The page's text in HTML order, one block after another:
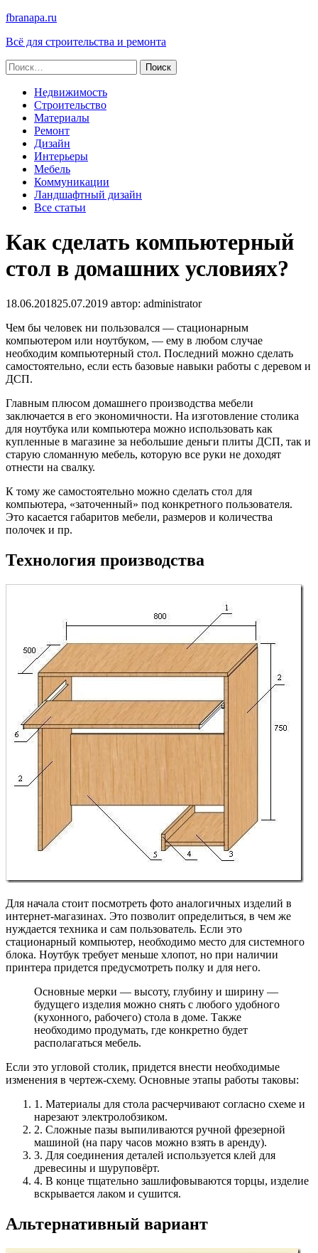
fbranapa.ru
Всё для строительства и ремонта
Найти:
Недвижимость
Строительство
Материалы
Ремонт
Дизайн
Интерьеры
Мебель
Коммуникации
Ландшафтный дизайн
Все статьи
Как сделать компьютерный
стол в домашних условиях?
18.06.201825.07.2019 автор: administrator
Чем бы человек ни пользовался — стационарным
компьютером или ноутбуком, — ему в любом случае
необходим компьютерный стол. Последний можно сделать
самостоятельно, если есть базовые навыки работы с деревом и
ДСП.
Главным плюсом домашнего производства мебели
заключается в его экономичности. На изготовление столика
для ноутбука или компьютера можно использовать как
купленные в магазине за небольшие деньги плиты ДСП, так и
старую сломанную мебель, которую все руки не доходят
отнести на свалку.
К тому же самостоятельно можно сделать стол для
компьютера, «заточенный» под конкретного пользователя.
Это касается габаритов мебели, размеров и количества
полочек и пр.
Технология производства
Для начала стоит посмотреть фото аналогичных изделий в
интернет-магазинах. Это позволит определиться, в чем же
нуждается техника и сам пользователь. Если это
стационарный компьютер, необходимо место для системного
блока. Ноутбук требует меньше хлопот, но при наличии
принтера придется предусмотреть полку и для него.
Основные мерки — высоту, глубину и ширину —
будущего изделия можно снять с любого удобного
(кухонного, рабочего) стола в доме. Также
необходимо продумать, где конкретно будет
располагаться мебель.
Если это угловой столик, придется внести необходимые
изменения в чертеж-схему. Основные этапы работы таковы:
1. Материалы для стола расчерчивают согласно схеме и
нарезают электролобзиком.
2. Сложные пазы выпиливаются ручной фрезерной
машиной (на пару часов можно взять в аренду).
3. Для соединения деталей используется клей для
древесины и шуруповёрт.
4. В конце тщательно зашлифовываются торцы, изделие
вскрывается лаком и сушится.
Альтернативный вариант